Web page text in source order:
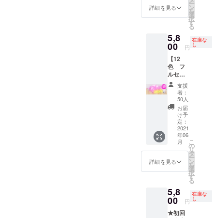
バー
黒色
白色 ※
変更に
なる可
能性が
御座い
ます。
※パッ
ケージ
デザイ
ンは変
更にな
る可能
性があ
ります
10cm幅
×30M
常より
広い
幅、巻
M数で
ご用意
致しま
す 【ご
購入後
の流
れ】 当
社より
支援者
様にお
選びい
ただけ
ラー
チャー
郵送さ
せて頂
きます
↓ お好
変更に
なる可
ます。
3cm幅
ショ
ン 5枚
（4cm×
10cm）
※ウチハ
ク専用
BOX収
録カ
ラー
（予
定）
アメジ
スト
キウイ
グリー
ン フ
ター
ゴール
ド シ
ルバー
詳細を見る ー
ン
を
選
択
す
る
5,8
00 円
在庫な
し
【12
色 フ
ルセッ
ト】 ■
セット
内容 ウ
チハク
アプリ
ケー
ション
※ウチハ
ク専用
BOX収
納 ●収
録数 ウ
チハ
本（各
3cm幅
×10M）
アプリ
支援
者：
50人
お届
け予
定：
2021
年06
月
詳細を見る
こ
の
リ
タ
ー
ン
を
選
択
す
る
5,8
00 円
在庫な
し
★初回